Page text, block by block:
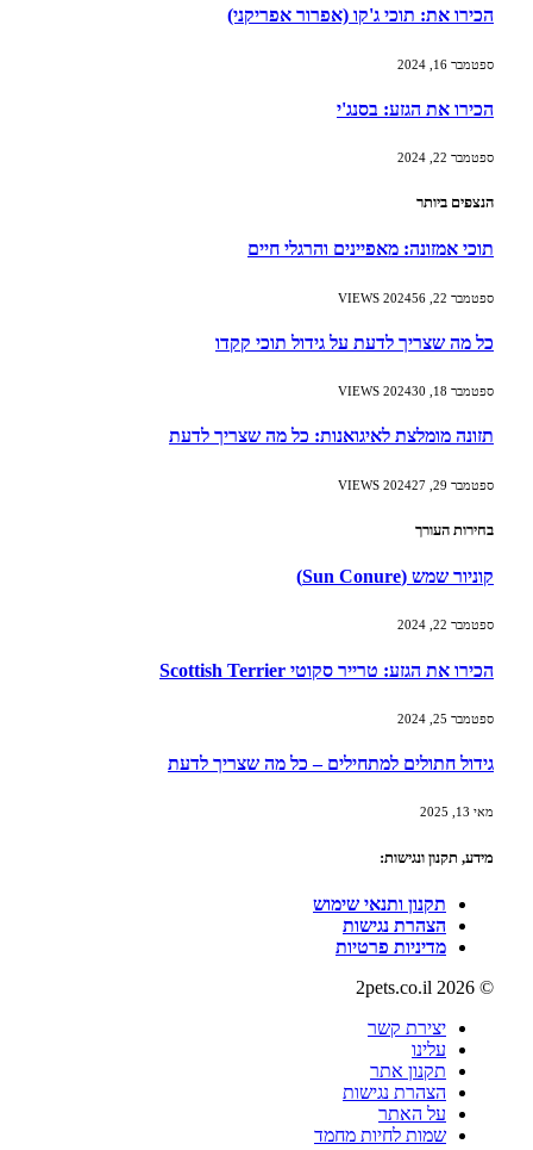
הכירו את: תוכי ג'קו (אפרור אפריקני)
ספטמבר 16, 2024
הכירו את הגזע: בסנג'י
ספטמבר 22, 2024
הנצפים ביותר
תוכי אמזונה: מאפיינים והרגלי חיים
ספטמבר 22, 2024 56
VIEWS
כל מה שצריך לדעת על גידול תוכי קקדו
ספטמבר 18, 2024 30
VIEWS
תזונה מומלצת לאיגואנות: כל מה שצריך לדעת
ספטמבר 29, 2024 27
VIEWS
בחירות העורך
קוניור שמש (Sun Conure)
ספטמבר 22, 2024
הכירו את הגזע: טרייר סקוטי Scottish Terrier
ספטמבר 25, 2024
גידול חתולים למתחילים – כל מה שצריך לדעת
מאי 13, 2025
מידע, תקנון ונגישות:
תקנון ותנאי שימוש
הצהרת נגישות
מדיניות פרטיות
© 2026 2pets.co.il
יצירת קשר
עלינו
תקנון אתר
הצהרת נגישות
על האתר
שמות לחיות מחמד